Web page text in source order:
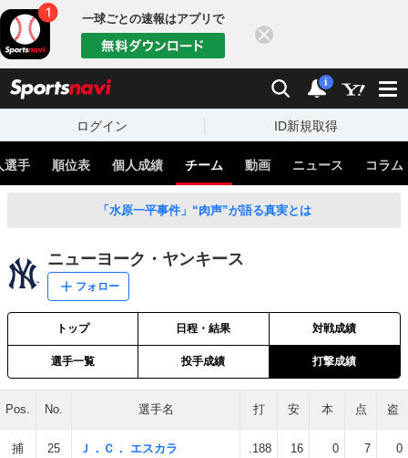
一球ごとの速報はアプリで
検索 通知
i
ログイン ID新規取得
選手 順位表 個人成績 チーム 動画 ニュース コラム
「水原一平事件」“肉声”が語る真実とは
ニューヨーク・ヤンキース
フォロー
トップ 日程・結果 対戦成績
選手一覧 投手成績 打撃成績
Pos. No. 選手名 打 安 本 点 盗
捕 25 Ｊ．Ｃ． エスカラ .188 16 0 7 0